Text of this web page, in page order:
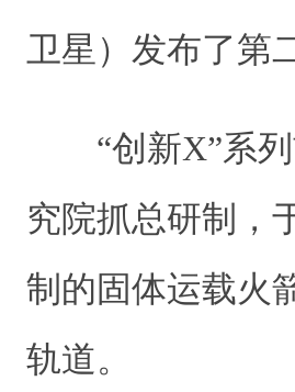
卫星）发布了第
“创新X”系列
究院抓总研制，
制的固体运载火
轨道。